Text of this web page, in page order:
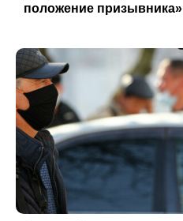
положение призывника»